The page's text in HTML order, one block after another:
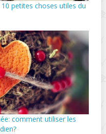
petites choses utiles du
comment utiliser les